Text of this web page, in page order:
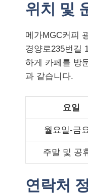
위치 및
메가MGC커피
경양로235번길
하게 카페를 방
과 같습니다.
요일
월요일-금
주말 및 공
연락처